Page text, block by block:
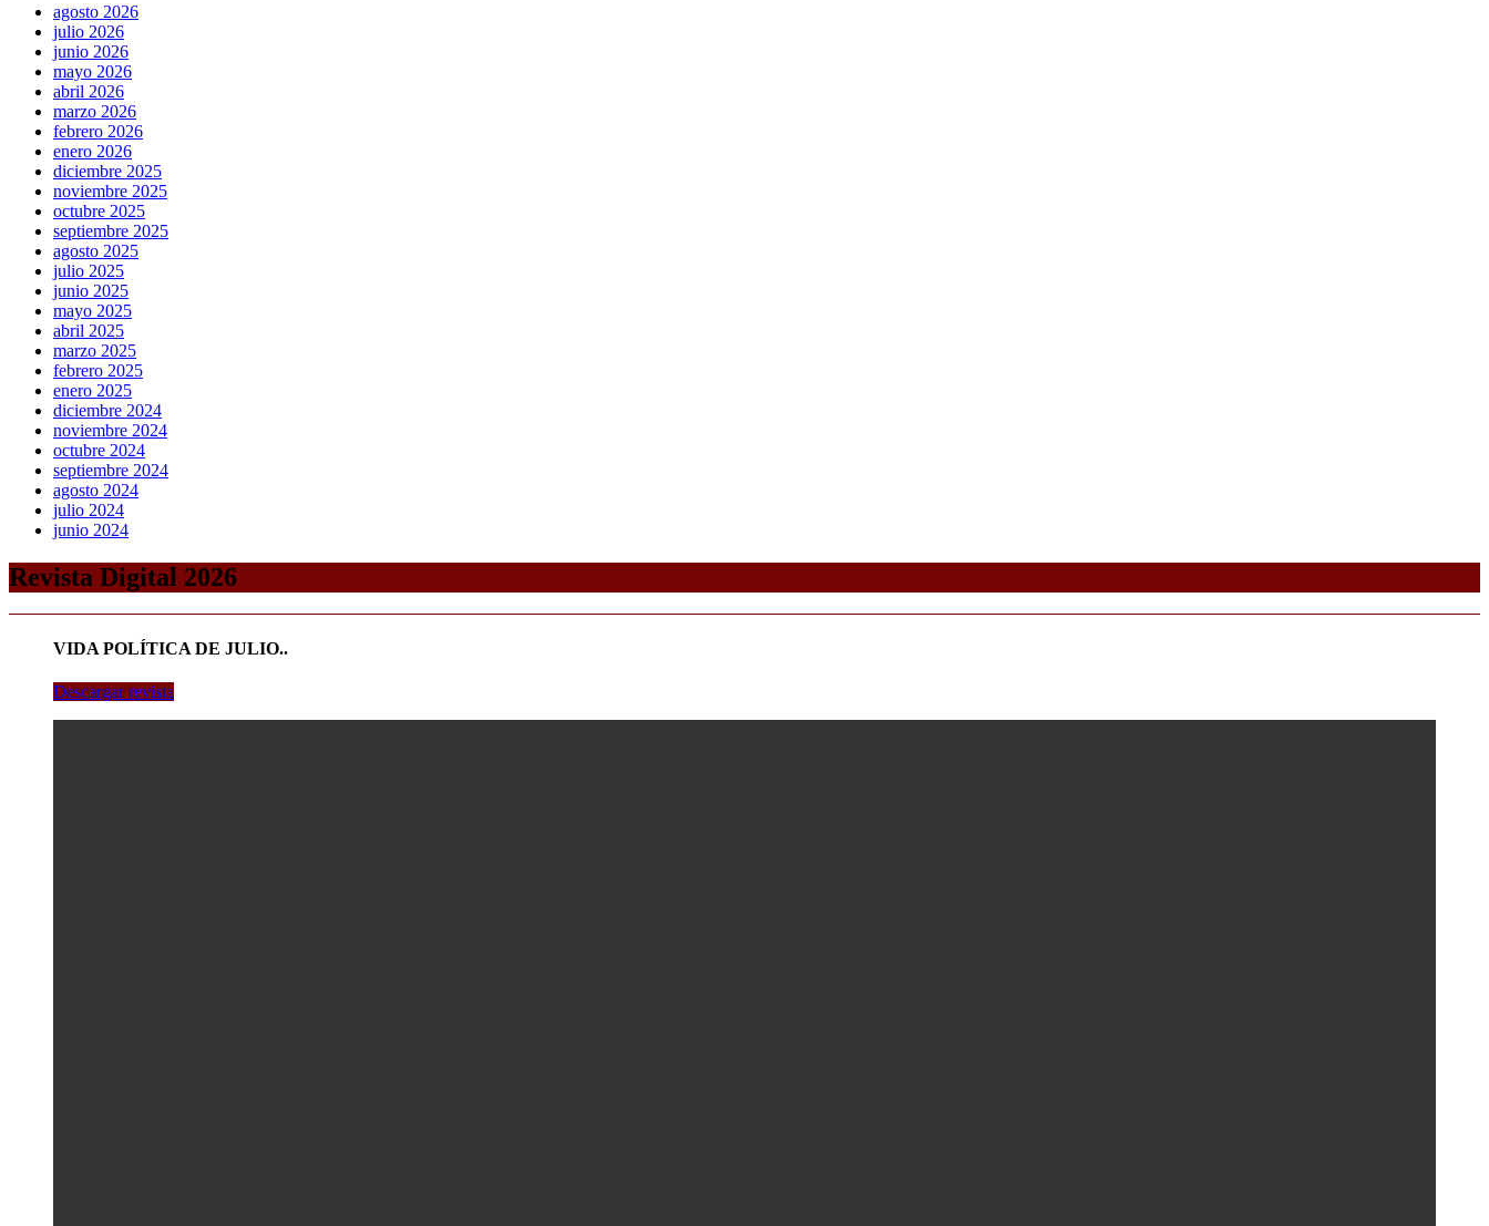
agosto 2026
julio 2026
junio 2026
mayo 2026
abril 2026
marzo 2026
febrero 2026
enero 2026
diciembre 2025
noviembre 2025
octubre 2025
septiembre 2025
agosto 2025
julio 2025
junio 2025
mayo 2025
abril 2025
marzo 2025
febrero 2025
enero 2025
diciembre 2024
noviembre 2024
octubre 2024
septiembre 2024
agosto 2024
julio 2024
junio 2024
Revista Digital 2026
VIDA POLÍTICA DE JULIO..
Descargar revista